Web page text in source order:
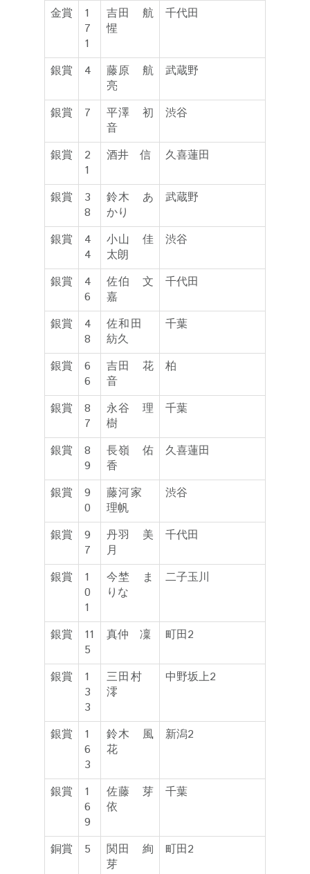
金賞
1
7
1
吉田 航
惺
千代田
銀賞 4
藤原 航
亮
武蔵野
銀賞 7
平澤 初
音
渋谷
銀賞
2
1
酒井 信 久喜蓮田
銀賞
3
8
鈴木 あ
かり
武蔵野
銀賞
4
4
小山 佳
太朗
渋谷
銀賞
4
6
佐伯 文
嘉
千代田
銀賞
4
8
佐和田
紡久
千葉
銀賞
6
6
吉田 花
音
柏
銀賞
8
7
永谷 理
樹
千葉
銀賞
8
9
長嶺 佑
香
久喜蓮田
銀賞
9
0
藤河家
理帆
渋谷
銀賞
9
7
丹羽 美
月
千代田
銀賞
1
0
1
今埜 ま
りな
二子玉川
銀賞
11
5
真仲 凜 町田2
銀賞
1
3
3
三田村
澪
中野坂上2
銀賞
1
6
3
鈴木 風
花
新潟2
銀賞
1
6
9
佐藤 芽
依
千葉
銅賞 5
関田 絢
芽
町田2